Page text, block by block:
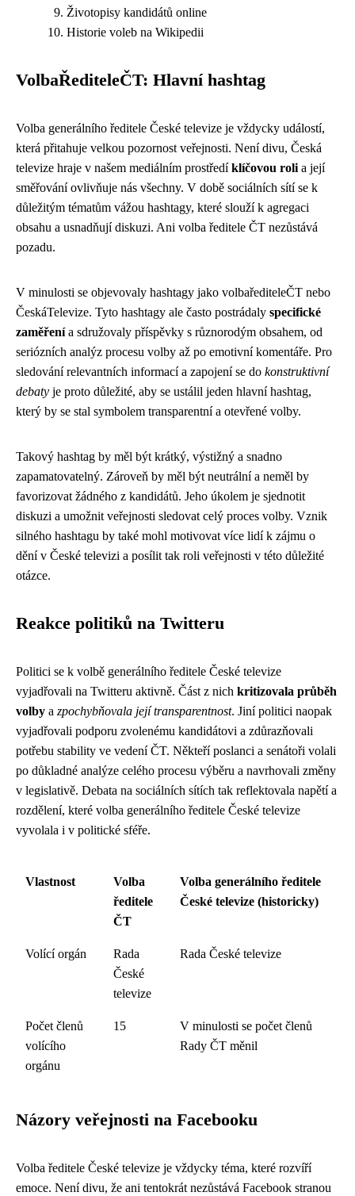
Životopisy kandidátů online
Historie voleb na Wikipedii
VolbaŘediteleČT: Hlavní hashtag
Volba generálního ředitele České televize je vždycky událostí,
která přitahuje velkou pozornost veřejnosti. Není divu, Česká
televize hraje v našem mediálním prostředíklíčovou roli a její
směřování ovlivňuje nás všechny. V době sociálních sítí se k
důležitým tématům vážou hashtagy, které slouží k agregaci
obsahu a usnadňují diskuzi. Ani volba ředitele ČT nezůstává
pozadu.
V minulosti se objevovaly hashtagy jako volbařediteleČT nebo
ČeskáTelevize. Tyto hashtagy ale často postrádaly specifické
zaměřenía sdružovaly příspěvky s různorodým obsahem, od
seriózních analýz procesu volby až po emotivní komentáře. Pro
sledování relevantních informací a zapojení se do konstruktivní
debaty je proto důležité, aby se ustálil jeden hlavní hashtag,
který by se stal symbolem transparentní a otevřené volby.
Takový hashtag by měl být krátký, výstižný a snadno
zapamatovatelný. Zároveň by měl být neutrální a neměl by
favorizovat žádného z kandidátů. Jeho úkolem je sjednotit
diskuzi a umožnit veřejnosti sledovat celý proces volby. Vznik
silného hashtagu by také mohl motivovat více lidí k zájmu o
dění v České televizi a posílit tak roli veřejnosti v této důležité
otázce.
Reakce politiků na Twitteru
Politici se k volbě generálního ředitele České televize
vyjadřovali na Twitteru aktivně. Část z nich kritizovala průběh
volby a zpochybňovala její transparentnost. Jiní politici naopak
vyjadřovali podporu zvolenému kandidátovi a zdůrazňovali
potřebu stability ve vedení ČT. Někteří poslanci a senátoři volali
po důkladné analýze celého procesu výběru a navrhovali změny
v legislativě. Debata na sociálních sítích tak reflektovala napětí a
rozdělení, které volba generálního ředitele České televize
vyvolala i v politické sféře.
Vlastnost
Volba
ředitele
ČT
Volba generálního ředitele
České televize (historicky)
Volící orgán
Rada
České
televize
Rada České televize
Počet členů
volícího
orgánu
15
V minulosti se počet členů
Rady ČT měnil
Názory veřejnosti na Facebooku
Volba ředitele České televize je vždycky téma, které rozvíří
emoce. Není divu, že ani tentokrát nezůstává Facebook stranou